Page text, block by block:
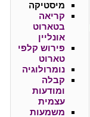
מיסטיקה
קריאה
בטארוט
אונליין
פירוש קלפי
טארוט
נומרולוגיה
קבלה
ומודעות
עצמית
משמעות